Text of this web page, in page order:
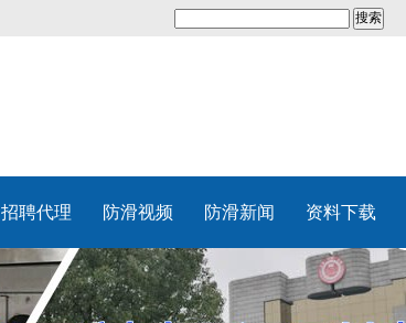
招聘代理 防滑视频 防滑新闻 资料下载